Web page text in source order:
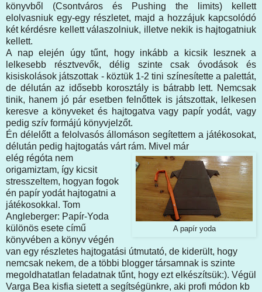
könyvből (Csontváros és Pushing the limits) kellett
elolvasniuk egy-egy részletet, majd a hozzájuk kapcsolódó
két kérdésre kellett válaszolniuk, illetve nekik is hajtogatniuk
kellett.
A nap elején úgy tűnt, hogy inkább a kicsik lesznek a
lelkesebb résztvevők, délig szinte csak óvodások és
kisiskolások játszottak - köztük 1-2 tini színesítette a palettát,
de délután az idősebb korosztály is bátrabb lett. Nemcsak
tinik, hanem jó pár esetben felnőttek is játszottak, lelkesen
keresve a könyveket és hajtogatva vagy papír yodát, vagy
pedig szív formájú könyvjelzőt.
Én délelőtt a felolvasós állomáson segítettem a játékosokat,
délután pedig hajtogatás várt rám. Mivel már
A papír yoda
elég régóta nem
origamiztam, így kicsit
stresszeltem, hogyan fogok
én papír yodát hajtogatni a
játékosokkal. Tom
Angleberger: Papír-Yoda
különös esete című
könyvében a könyv végén
van egy részletes hajtogatási útmutató, de kiderült, hogy
nemcsak nekem, de a többi blogger társamnak is szinte
megoldhatatlan feladatnak tűnt, hogy ezt elkészítsük:). Végül
Varga Bea kisfia sietett a segítségünkre, aki profi módon kb